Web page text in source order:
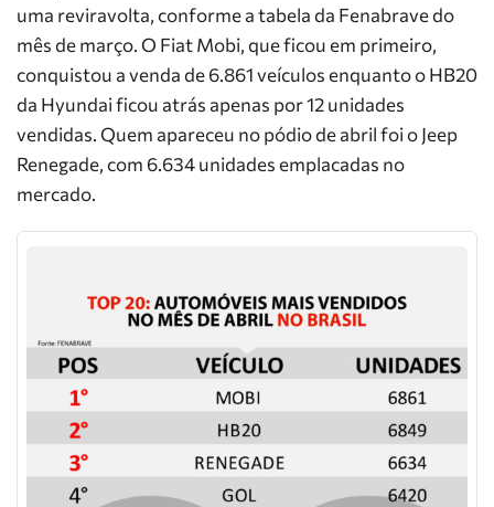
uma reviravolta, conforme a tabela da Fenabrave do
mês de março. O Fiat Mobi, que ficou em primeiro,
conquistou a venda de 6.861 veículos enquanto o HB20
da Hyundai ficou atrás apenas por 12 unidades
vendidas. Quem apareceu no pódio de abril foi o Jeep
Renegade, com 6.634 unidades emplacadas no
mercado.